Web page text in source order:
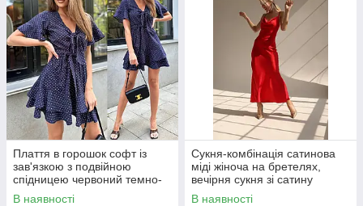
•Оплата товару
•Відправка товару
ХОЧЕШ НОВУ СУКНЮ? ЗРОБИ
ЗАМОВЛЕННЯ ПРЯМО ЗАРАЗ!
KATRINA FASHION - НАДІЙНИЙ
ПОСТАЧАЛЬНИК ТОВАРІВ! ТИСЯЧІ
Плаття в горошок софт із
зав'язкою з подвійною
спідницею червоний темно-
синій
В наявності
Сукня-комбінація сатинова
міді жіноча на бретелях,
вечірня сукня зі сатину
В наявності